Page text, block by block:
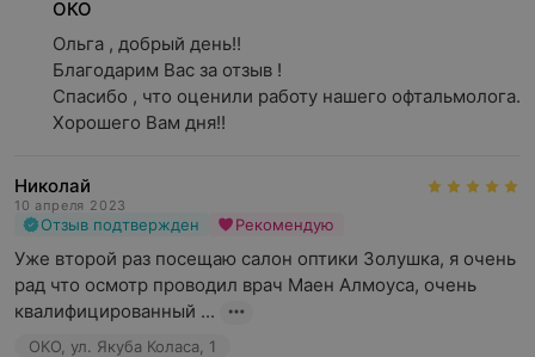
ОКО
Ольга , добрый день!!
Благодарим Вас за отзыв !
Спасибо , что оценили работу нашего офтальмолога.
Хорошего Вам дня!!
Николай
10 апреля 2023
Отзыв подтвержден Рекомендую
Уже второй раз посещаю салон оптики Золушка, я очень
рад что осмотр проводил врач Маен Алмоуса, очень
квалифицированный ...
ОКО, ул. Якуба Коласа, 1